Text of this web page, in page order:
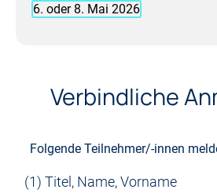
6. oder 8. Mai 2026
Verbindliche
Folgende Teilnehmer/-innen
(1) Titel, Name, Vorname